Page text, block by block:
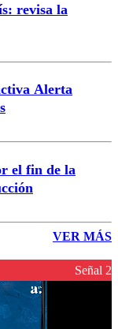
revisa la
Alerta
el fin de la
VER MÁS
Señal 2